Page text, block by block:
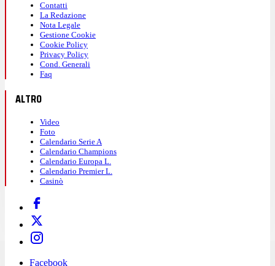
Contatti
La Redazione
Nota Legale
Gestione Cookie
Cookie Policy
Privacy Policy
Cond. Generali
Faq
ALTRO
Video
Foto
Calendario Serie A
Calendario Champions
Calendario Europa L.
Calendario Premier L.
Casinò
Facebook